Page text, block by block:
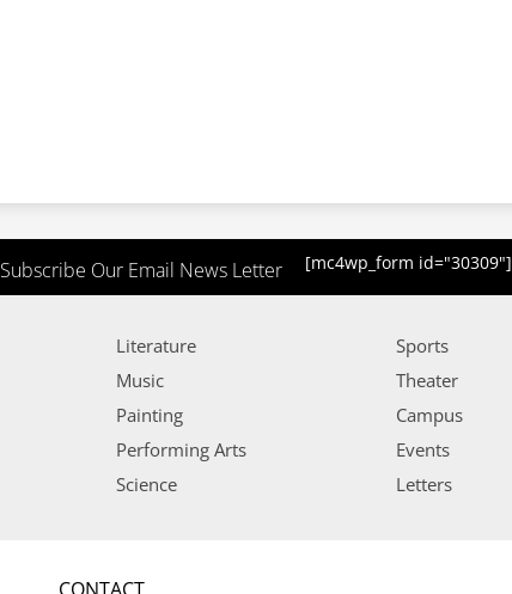
Subscribe Our Email News Letter [mc4wp_form id="30309"]
Literature
Music
Painting
Performing Arts
Science
Sports
Theater
Campus
Events
Letters